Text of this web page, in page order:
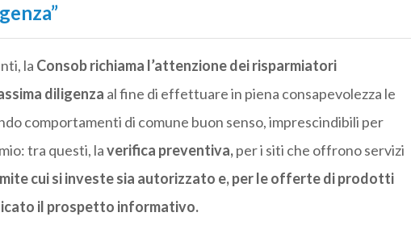
la Consob richiama l’attenzione dei risparmiatori
diligenza al fine di effettuare in piena consapevolezza le
comportamenti di comune buon senso, imprescindibili per
tra questi, laverifica preventiva,per i siti che offrono servizi
cui si investe sia autorizzato e, per le offerte di prodotti
il prospetto informativo.